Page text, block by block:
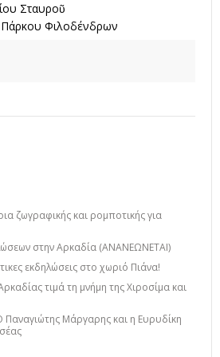
Σταυροῦ
Πάρκου Φιλοδένδρων
ζωγραφικής και ρομποτικής για
στην Αρκαδία (ΑΝΑΝΕΩΝΕΤΑΙ)
εκδηλώσεις στο χωριό Πιάνα!
τιμά τη μνήμη της Χιροσίμα και
Μάργαρης και η Ευρυδίκη